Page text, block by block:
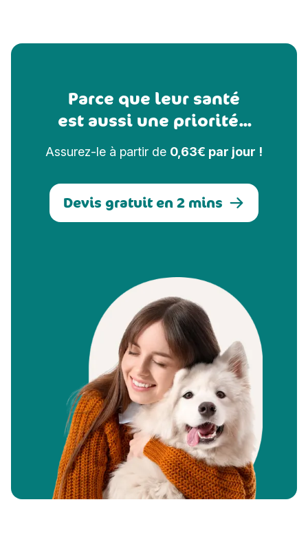
Parce que leur santé
est aussi une priorité...
Assurez-le à partir de 0,63€ par jour !
Devis gratuit en 2 mins